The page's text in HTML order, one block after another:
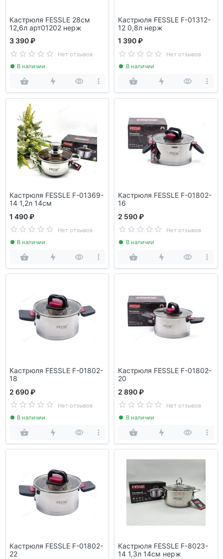
Кастрюля FESSLE 28см
12,6л арт01202 нерж
3 390 ₽
Нет отзывов
В наличии
Кастрюля FESSLE F-01312-
12 0,8л нерж
1 390 ₽
Нет отзывов
В наличии
Кастрюля FESSLE F-01369-
14 1,2л 14см
1 490 ₽
Нет отзывов
В наличии
Кастрюля FESSLE F-01802-
16
2 590 ₽
Нет отзывов
В наличии
Кастрюля FESSLE F-01802-
18
2 690 ₽
Нет отзывов
В наличии
Кастрюля FESSLE F-01802-
20
2 890 ₽
Нет отзывов
В наличии
Кастрюля FESSLE F-01802-
22
Кастрюля FESSLE F-8023-
14 1,3л 14см нерж